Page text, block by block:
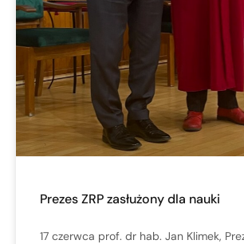
Prezes ZRP zasłużony dla nauki
17 czerwca prof. dr hab. Jan Klimek,